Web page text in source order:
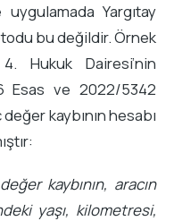
Yargıtay
bu değildir. Örnek
Hukuk Dairesi’nin
Esas ve 2022/5342
kaybının hesabı
kaybının, aracın
yaşı, kilometresi,